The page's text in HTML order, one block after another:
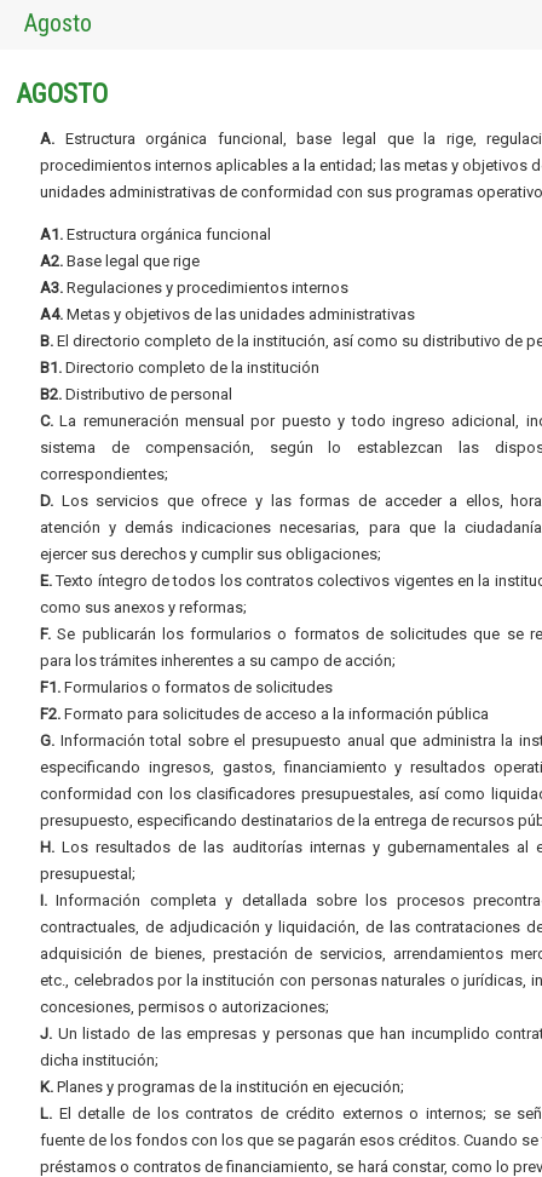
Agosto
AGOSTO
A. Estructura orgánica funcional, base legal que la rige,
procedimientos internos aplicables a la entidad; las metas y objetivos
unidades administrativas de conformidad con sus programas
A1. Estructura orgánica funcional
A2. Base legal que rige
A3. Regulaciones y procedimientos internos
A4. Metas y objetivos de las unidades administrativas
B. El directorio completo de la institución, así como su distributivo de
B1. Directorio completo de la institución
B2. Distributivo de personal
C. La remuneración mensual por puesto y todo ingreso adicional,
sistema de compensación, según lo establezcan las
correspondientes;
D. Los servicios que ofrece y las formas de acceder a ellos,
atención y demás indicaciones necesarias, para que la
ejercer sus derechos y cumplir sus obligaciones;
E.Texto íntegro de todos los contratos colectivos vigentes en la
como sus anexos y reformas;
F. Se publicarán los formularios o formatos de solicitudes que se
para los trámites inherentes a su campo de acción;
F1. Formularios o formatos de solicitudes
F2. Formato para solicitudes de acceso a la información pública
G. Información total sobre el presupuesto anual que administra la
especificando ingresos, gastos, financiamiento y resultados
conformidad con los clasificadores presupuestales, así como
presupuesto, especificando destinatarios de la entrega de recursos
H. Los resultados de las auditorías internas y gubernamentales al
presupuestal;
I. Información completa y detallada sobre los procesos
contractuales, de adjudicación y liquidación, de las contrataciones
adquisición de bienes, prestación de servicios, arrendamientos
etc., celebrados por la institución con personas naturales o jurídicas,
concesiones, permisos o autorizaciones;
J. Un listado de las empresas y personas que han incumplido
dicha institución;
K. Planes y programas de la institución en ejecución;
L. El detalle de los contratos de crédito externos o internos; se
fuente de los fondos con los que se pagarán esos créditos. Cuando se
préstamos o contratos de financiamiento, se hará constar, como lo